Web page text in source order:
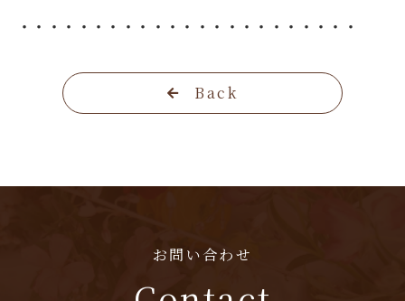
・・・・・・・・・・・・・・・・・・・・・・・
Back
お問い合わせ